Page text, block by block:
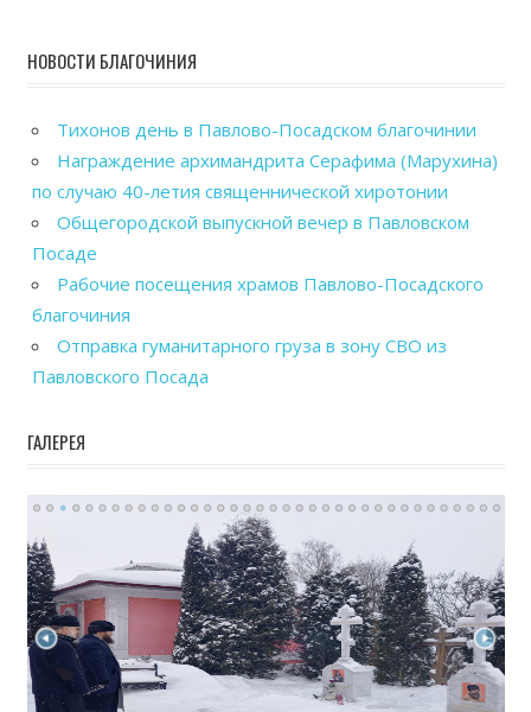
НОВОСТИ БЛАГОЧИНИЯ
Тихонов день в Павлово-Посадском благочинии
Награждение архимандрита Серафима (Марухина)
по случаю 40-летия священнической хиротонии
Общегородской выпускной вечер в Павловском
Посаде
Рабочие посещения храмов Павлово-Посадского
благочиния
Отправка гуманитарного груза в зону СВО из
Павловского Посада
ГАЛЕРЕЯ